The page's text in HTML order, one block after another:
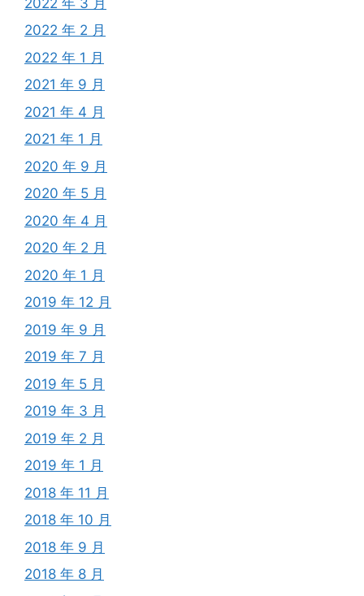
2022 年 2 月
2022 年 1 月
2021 年 9 月
2021 年 4 月
2021 年 1 月
2020 年 9 月
2020 年 5 月
2020 年 4 月
2020 年 2 月
2020 年 1 月
2019 年 12 月
2019 年 9 月
2019 年 7 月
2019 年 5 月
2019 年 3 月
2019 年 2 月
2019 年 1 月
2018 年 11 月
2018 年 10 月
2018 年 9 月
2018 年 8 月